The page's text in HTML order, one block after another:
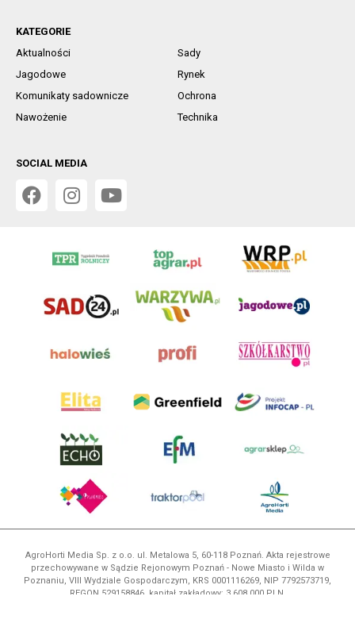
KATEGORIE
Aktualności
Sady
Jagodowe
Rynek
Komunikaty sadownicze
Ochrona
Nawożenie
Technika
SOCIAL MEDIA
AgroHorti Media Sp. z o.o. ul. Metalowa 5, 60-118 Poznań. Akta rejestrowe
przechowywane w Sądzie Rejonowym Poznań - Nowe Miasto i Wilda w
Poznaniu, VIII Wydziale Gospodarczym, KRS 0001116269, NIP 7792573719,
REGON 529158846, kapitał zakładowy: 3.608.000 PLN.